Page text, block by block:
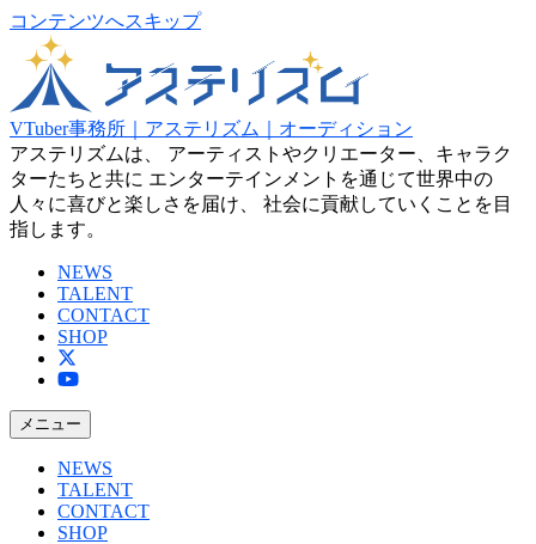
コンテンツへスキップ
VTuber事務所｜アステリズム｜オーディション
アステリズムは、 アーティストやクリエーター、キャラク
ターたちと共に エンターテインメントを通じて世界中の
人々に喜びと楽しさを届け、 社会に貢献していくことを目
指します。
NEWS
TALENT
CONTACT
SHOP
メニュー
NEWS
TALENT
CONTACT
SHOP